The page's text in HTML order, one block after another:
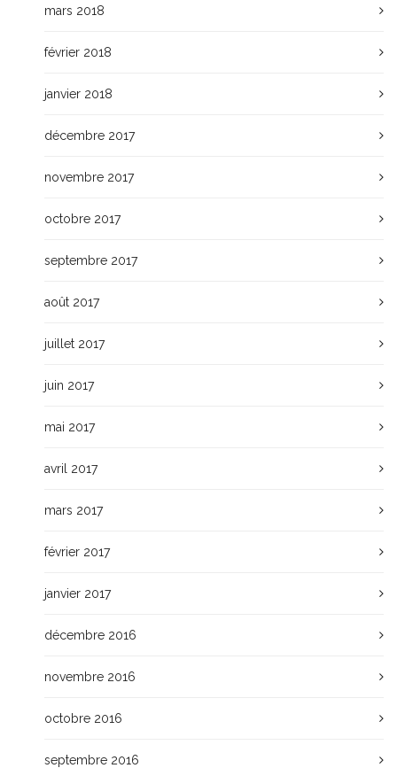
mars 2018
février 2018
janvier 2018
décembre 2017
novembre 2017
octobre 2017
septembre 2017
août 2017
juillet 2017
juin 2017
mai 2017
avril 2017
mars 2017
février 2017
janvier 2017
décembre 2016
novembre 2016
octobre 2016
septembre 2016